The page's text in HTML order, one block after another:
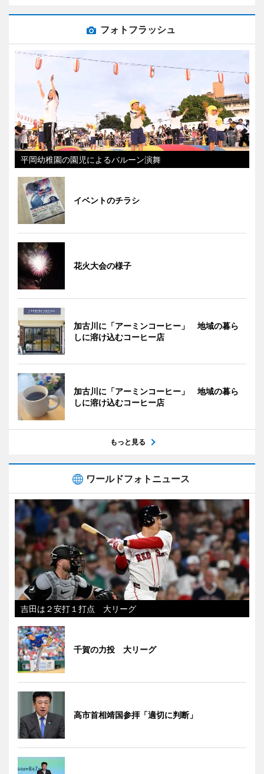
フォトフラッシュ
平岡幼稚園の園児によるバルーン演舞
イベントのチラシ
花火大会の様子
加古川に「アーミンコーヒー」 地域の暮ら
しに溶け込むコーヒー店
加古川に「アーミンコーヒー」 地域の暮ら
しに溶け込むコーヒー店
もっと見る
ワールドフォトニュース
吉田は２安打１打点 大リーグ
千賀の力投 大リーグ
高市首相靖国参拝「適切に判断」